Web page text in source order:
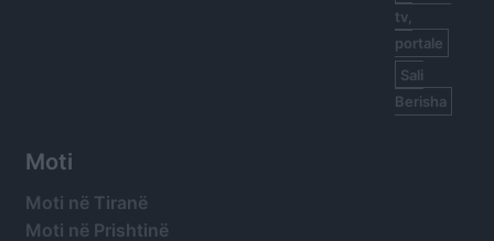
tv,
portale
Sali
Berisha
Moti
Moti në Tiranë
Moti në Prishtinë